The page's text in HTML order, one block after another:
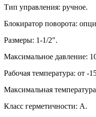
Тип управления: ручное.
Блокиратор поворота:
Размеры: 1-1/2".
Максимальное давление:
Рабочая температура: от -
Максимальная
Класс герметичности: А.